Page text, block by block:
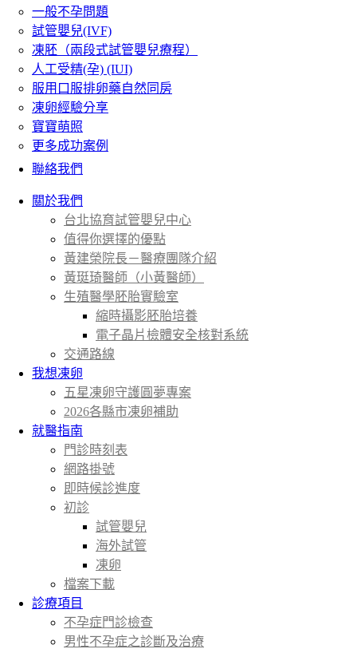
一般不孕問題
試管嬰兒(IVF)
凍胚（兩段式試管嬰兒療程）
人工受精(孕) (IUI)
服用口服排卵藥自然同房
凍卵經驗分享
寶寶萌照
更多成功案例
聯絡我們
關於我們
台北協育試管嬰兒中心
值得你選擇的優點
黃建榮院長－醫療團隊介紹
黃珽琦醫師（小黃醫師）
生殖醫學胚胎實驗室
縮時攝影胚胎培養
電子晶片檢體安全核對系統
交通路線
我想凍卵
五星凍卵守護圓夢專案
2026各縣市凍卵補助
就醫指南
門診時刻表
網路掛號
即時候診進度
初診
試管嬰兒
海外試管
凍卵
檔案下載
診療項目
不孕症門診檢查
男性不孕症之診斷及治療